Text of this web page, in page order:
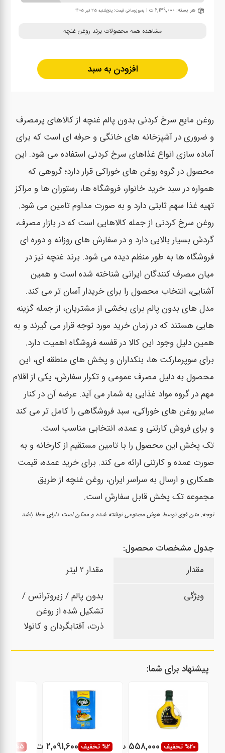
هر بسته: 2,139,000 ت | به‌روزرسانی قیمت: پنج‌شنبه ۲۵ تیر ۱۴۰۵
افزودن به سبد
مشاهده همه محصولات برند روغن غنچه
روغن مایع سرخ کردنی بدون پالم غنچه از کالاهای پرمصرف
و ضروری در آشپزخانه های خانگی و حرفه ای است که برای
آماده سازی انواع غذاهای سرخ کردنی استفاده می شود. این
محصول در گروه روغن های خوراکی قرار دارد؛ گروهی که
همواره در سبد خرید خانوار، فروشگاه ها، رستوران ها و مراکز
تهیه غذا سهم ثابتی دارد و به صورت مداوم تامین می شود.
روغن سرخ کردنی از جمله کالاهایی است که در بازار مصرف،
گردش بسیار بالایی دارد و در سفارش های روزانه و دوره ای
فروشگاه ها به طور منظم دیده می شود. برند غنچه نیز در
میان مصرف کنندگان ایرانی شناخته شده است و همین
آشنایی، انتخاب محصول را برای خریدار آسان تر می کند.
مدل های بدون پالم برای بخشی از مشتریان، از جمله گزینه
هایی هستند که در زمان خرید مورد توجه قرار می گیرند و به
همین دلیل وجود این کالا در قفسه فروشگاه اهمیت دارد.
برای سوپرمارکت ها، بنکداران و پخش های منطقه ای، این
محصول به دلیل مصرف عمومی و تکرار سفارش، یکی از اقلام
مهم در گروه مواد غذایی به شمار می آید. عرضه آن در کنار
سایر روغن های خوراکی، سبد فروشگاهی را کامل تر می کند
و برای فروش کارتنی و عمده، انتخابی مناسب است.
تک پخش این محصول را با تامین مستقیم از کارخانه و به
صورت عمده و کارتنی ارائه می کند. برای خرید عمده، قیمت
همکاری و ارسال به سراسر ایران، روغن غنچه از طریق
مجموعه تک پخش قابل سفارش است.
توجه: متن فوق توسط هوش مصنوعی نوشته شده و ممکن است دارای خطا باشد
جدول مشخصات محصول:
مقدار
مقدار 2 لیتر
ویژگی
بدون پالم / زیروترانس /
تشکیل شده از روغن
ذرت، آفتابگردان و کانولا
پیشنهاد برای شما:
%20 تخفیف 558,000 ت %2 تخفیف 2,091,600 ت %5 تخفیف